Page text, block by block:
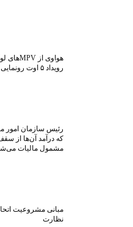
رویداد ۵ اوت رونمایی کرد
رئیس سازمان امور
که درآمد آن‌ها از
مشمول مالیات
مبانی مشروعیت
نظارت